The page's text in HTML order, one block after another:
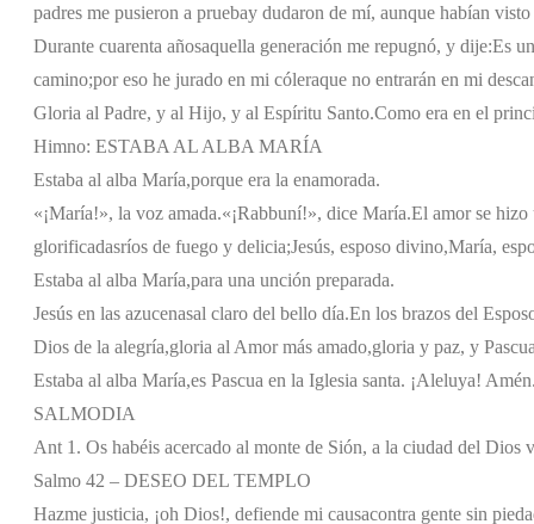
padres me pusieron a pruebay dudaron de mí, aunque habían visto
Durante cuarenta añosaquella generación me repugnó, y dije:Es
camino;por eso he jurado en mi cóleraque no entrarán en mi
Gloria al Padre, y al Hijo, y al Espíritu Santo.Como era en el
Himno: ESTABA AL ALBA MARÍA
Estaba al alba María,porque era la enamorada.
«¡María!», la voz amada.«¡Rabbuní!», dice María.El amor se hizo
glorificadasríos de fuego y delicia;Jesús, esposo divino,María,
Estaba al alba María,para una unción preparada.
Jesús en las azucenasal claro del bello día.En los brazos del
Dios de la alegría,gloria al Amor más amado,gloria y paz, y
Estaba al alba María,es Pascua en la Iglesia santa. ¡Aleluya!
SALMODIA
Ant 1. Os habéis acercado al monte de Sión, a la ciudad del Dios
Salmo 42 – DESEO DEL TEMPLO
Hazme justicia, ¡oh Dios!, defiende mi causacontra gente sin